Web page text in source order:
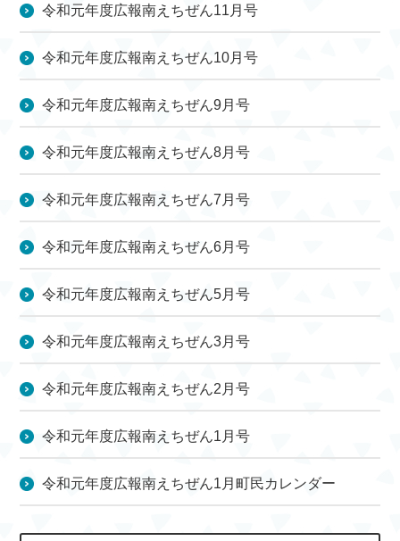
令和元年度広報南えちぜん11月号
令和元年度広報南えちぜん10月号
令和元年度広報南えちぜん9月号
令和元年度広報南えちぜん8月号
令和元年度広報南えちぜん7月号
令和元年度広報南えちぜん6月号
令和元年度広報南えちぜん5月号
令和元年度広報南えちぜん3月号
令和元年度広報南えちぜん2月号
令和元年度広報南えちぜん1月号
令和元年度広報南えちぜん1月町民カレンダー